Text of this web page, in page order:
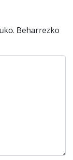
Beharrezko